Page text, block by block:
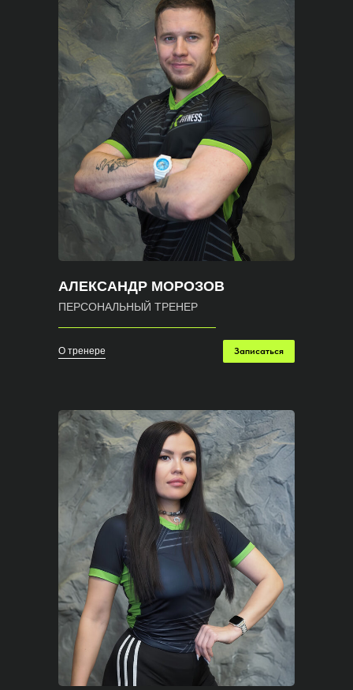
АЛЕКСАНДР МОРОЗОВ
ПЕРСОНАЛЬНЫЙ ТРЕНЕР
О тренере Записаться